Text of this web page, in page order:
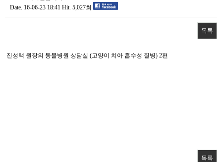
Date. 16-06-23 18:41 Hit. 5,027회
목록
본문
진성택 원장의 동물병원 상담실 (고양이 치아 흡수성 질병) 2편
목록